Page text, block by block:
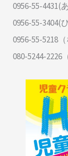
0956-55-4431(
0956-55-3404(
0956-55-5218
080-5244-2226